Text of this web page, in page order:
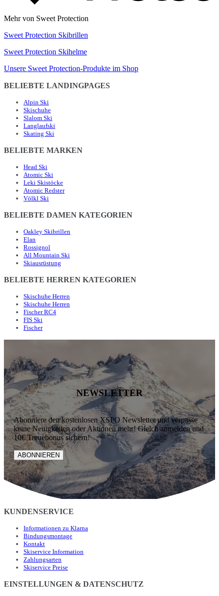
Mehr von Sweet Protection
Sweet Protection Skibrillen
Sweet Protection Skihelme
Unsere Sweet Protection-Produkte im Shop
BELIEBTE LANDINGPAGES
Alpin Ski
Skischuhe
Slalom Ski
Langlaufski
Skating Ski
BELIEBTE MARKEN
Head Ski
Atomic Ski
Leki Skistöcke
Atomic Redster
Völkl Ski
BELIEBTE DAMEN KATEGORIEN
Oakley Skibrillen
Elan
Rossignol
All Mountain Ski
Skiausrüstung
BELIEBTE HERREN KATEGORIEN
Skischuhe Herren
Skischuhe Herren
Fischer RC4
FIS Ski
Fischer
NEWSLETTER
Abonniere den kostenlosen XSPO Newsletter und verpasse
keine Neuigkeiten oder Aktionen mehr! Gleich anmelden und
10€ Treuebonus sichern!
ABONNIEREN
KUNDENSERVICE
Informationen zu Klarna
Bindungsmontage
Kontakt
Skiservice Information
Zahlungsarten
Skiservice Preise
EINSTELLUNGEN & DATENSCHUTZ